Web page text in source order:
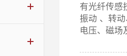
有光纤传感
振动 、转
电压、磁场